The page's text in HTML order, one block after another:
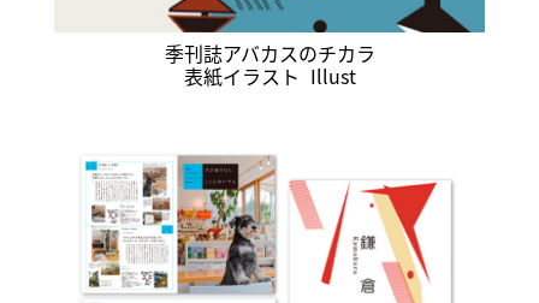
季刊誌アバカスのチカラ
表紙イラスト Illust